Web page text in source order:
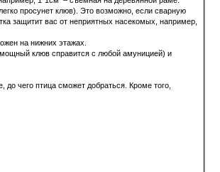
просунет клюв). Это возможно, если сварную
защитит вас от неприятных насекомых, например,
на нижних этажах.
клюв справится с любой амуницией) и
чего птица сможет добраться. Кроме того,